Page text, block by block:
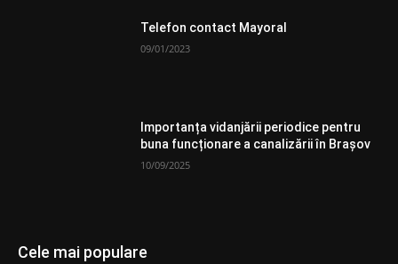
Telefon contact Mayoral
09/01/2023
Importanța vidanjării periodice pentru
buna funcționare a canalizării în Brașov
10/09/2025
Cele mai populare